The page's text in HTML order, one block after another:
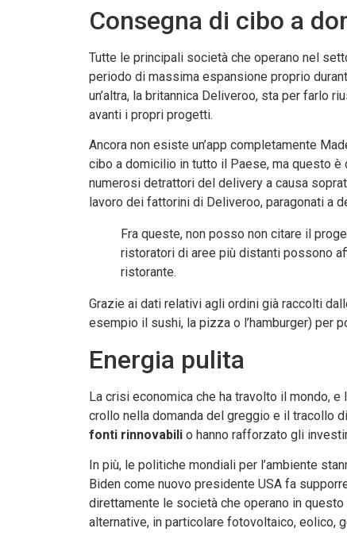
Consegna di cibo a
Tutte le principali società che operano nel
periodo di massima espansione proprio
un’altra, la britannica Deliveroo, sta per farlo
avanti i propri progetti.
Ancora non esiste un’app completamente
cibo a domicilio in tutto il Paese, ma questo è
numerosi detrattori del delivery a causa
lavoro dei fattorini di Deliveroo, paragonati a
Fra queste, non posso non citare il
ristoratori di aree più distanti possono
ristorante.
Grazie ai dati relativi agli ordini già raccolti
esempio il sushi, la pizza o l’hamburger) per
Energia pulita
La crisi economica che ha travolto il mondo,
crollo nella domanda del greggio e il tracollo
fonti rinnovabili o hanno rafforzato gli
In più, le politiche mondiali per l’ambiente
Biden come nuovo presidente USA fa
direttamente le società che operano in
alternative, in particolare fotovoltaico, eolico,